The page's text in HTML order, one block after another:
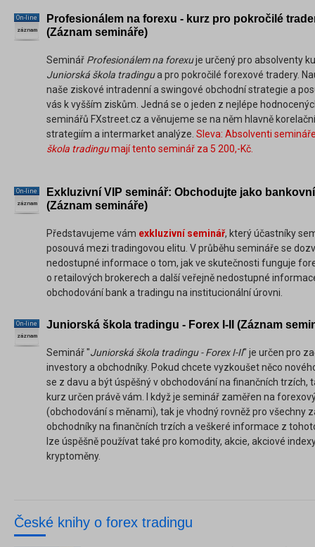
On-line
záznam
Profesionálem na forexu - kurz pro pokročilé
(Záznam semináře)
Seminář Profesionálem na forexuje určený pro absolventy
Juniorská škola tradingua pro pokročilé forexové tradery.
naše ziskové intradenní a swingové obchodní strategie a
vás k vyšším ziskům. Jedná se o jeden z nejlépe
seminářů FXstreet.cz a věnujeme se na něm hlavně
strategiím a intermarket analýze. Sleva: Absolventi
škola tradingumají tento seminář za 5 200,-Kč.
On-line
záznam
Exkluzivní VIP seminář: Obchodujte jako
(Záznam semináře)
Představujeme vám exkluzivní seminář, který účastníky
posouvá mezi tradingovou elitu. V průběhu semináře se
nedostupné informace o tom, jak ve skutečnosti funguje
o retailových brokerech a další veřejně nedostupné
obchodování bank a tradingu na institucionální úrovni.
On-line
záznam
Juniorská škola tradingu - Forex I-II (Záznam
Seminář "Juniorská škola tradingu - Forex I-II" je určen pro
investory a obchodníky. Pokud chcete vyzkoušet něco
se z davu a být úspěšný v obchodování na finančních trzích,
kurz určen právě vám. I když je seminář zaměřen na
(obchodování s měnami), tak je vhodný rovněž pro všechny
obchodníky na finančních trzích a veškeré informace z
lze úspěšně používat také pro komodity, akcie, akciové
kryptoměny.
České knihy o forex tradingu